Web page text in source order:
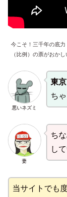
今こそ！三千年の底
（比例）の票がおか
悪いネズミ
東
ちゃ
妻
ち
し
当サイトでも